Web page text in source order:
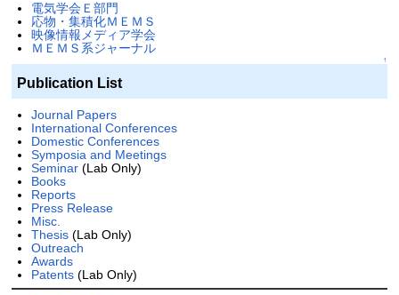
電気学会Ｅ部門
応物・集積化ＭＥＭＳ
映像情報メディア学会
ＭＥＭＳ系ジャーナル
↑
Publication List
Journal Papers
International Conferences
Domestic Conferences
Symposia and Meetings
Seminar(Lab Only)
Books
Reports
Press Release
Misc.
Thesis(Lab Only)
Outreach
Awards
Patents(Lab Only)